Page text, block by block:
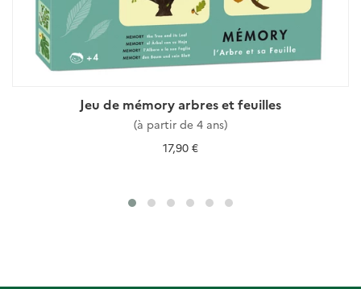
Jeu de mémory arbres et feuilles
(à partir de 4 ans)
17,90 €